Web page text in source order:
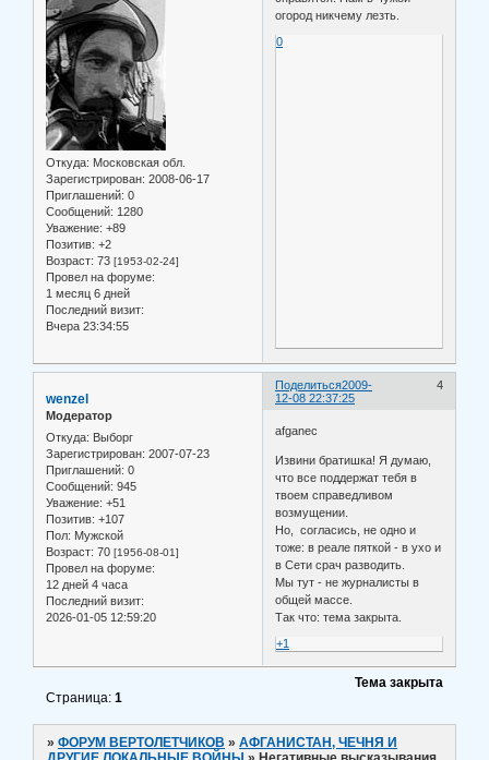
Откуда: Московская обл.
Зарегистрирован: 2008-06-17
Приглашений: 0
Сообщений: 1280
Уважение: +89
Позитив: +2
Возраст: 73 [1953-02-24]
Провел на форуме:
1 месяц 6 дней
Последний визит:
Вчера 23:34:55
огород никчему лезть.
0
Поделиться 4
2009-
12-08 22:37:25
wenzel
Модератор
Откуда: Выборг
Зарегистрирован: 2007-07-23
Приглашений: 0
Сообщений: 945
Уважение: +51
Позитив: +107
Пол: Мужской
Возраст: 70 [1956-08-01]
Провел на форуме:
12 дней 4 часа
Последний визит:
2026-01-05 12:59:20
afganec
Извини братишка! Я думаю,
что все поддержат тебя в
твоем справедливом
возмущении.
Но, согласись, не одно и
тоже: в реале пяткой - в ухо и
в Сети срач разводить.
Мы тут - не журналисты в
общей массе.
Так что: тема закрыта.
+1
Тема закрыта
Страница:1
»ФОРУМ ВЕРТОЛЕТЧИКОВ »АФГАНИСТАН, ЧЕЧНЯ И